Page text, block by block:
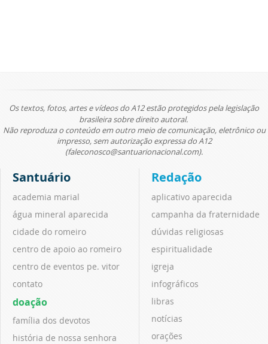
Os textos, fotos, artes e vídeos do A12 estão protegidos pela legislação
brasileira sobre direito autoral.
Não reproduza o conteúdo em outro meio de comunicação, eletrônico ou
impresso, sem autorização expressa do A12
(faleconosco@santuarionacional.com).
Santuário
academia marial
água mineral aparecida
cidade do romeiro
centro de apoio ao romeiro
centro de eventos pe. vitor
contato
doação
família dos devotos
história de nossa senhora
Redação
aplicativo aparecida
campanha da fraternidade
dúvidas religiosas
espiritualidade
igreja
infográficos
libras
notícias
orações